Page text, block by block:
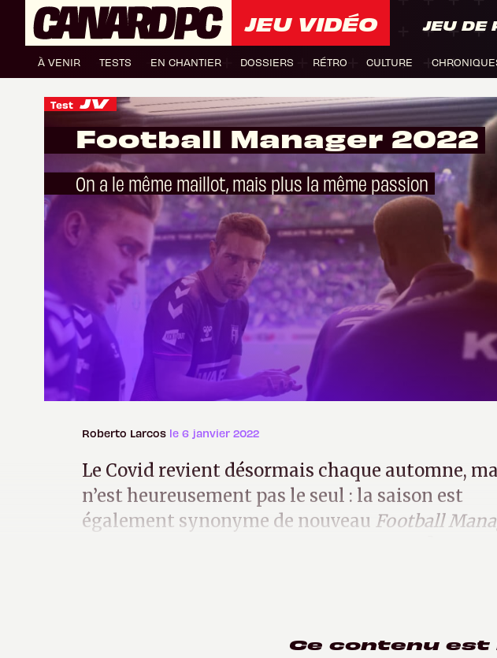
JEU VIDÉO JEU DE
À VENIR TESTS EN CHANTIER DOSSIERS RÉTRO CULTURE
Test
Football Manager 2022
On a le même maillot, mais plus la même passion
Roberto Larcos le 6 janvier 2022
Le Covid revient désormais chaque automne,
n’est heureusement pas le seul : la saison est
également synonyme de nouveau Football
Ce contenu est